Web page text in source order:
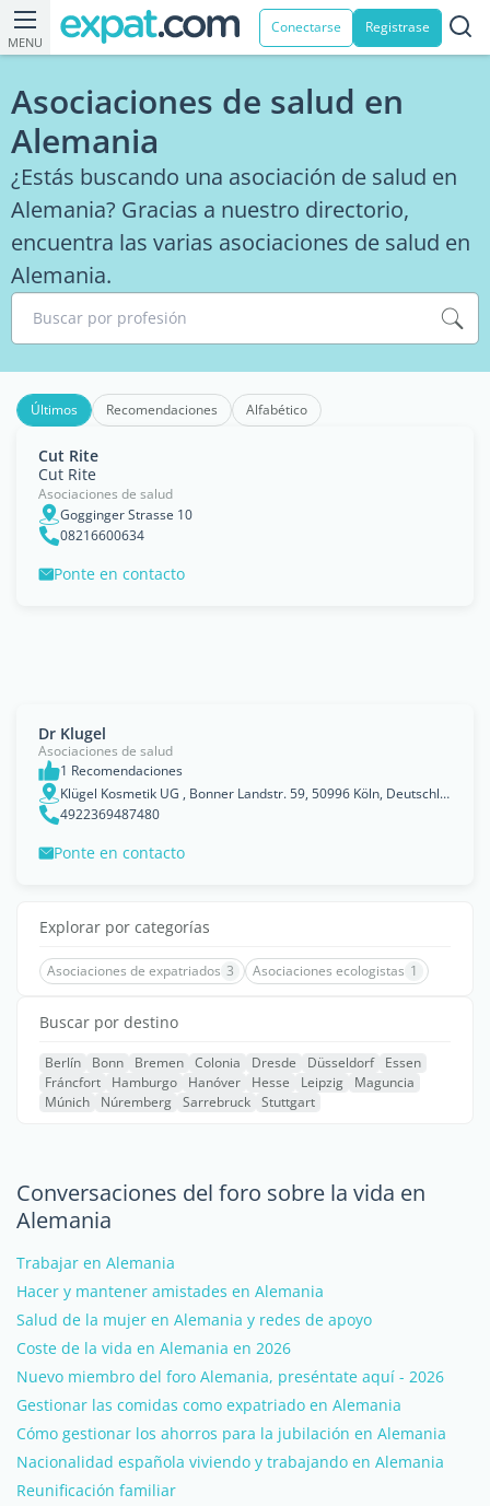
MENU
Conectarse Registrase
Asociaciones de salud en
Alemania
¿Estás buscando una asociación de salud en
Alemania? Gracias a nuestro directorio,
encuentra las varias asociaciones de salud en
Alemania.
Buscar por profesión
Últimos Recomendaciones Alfabético
Cut Rite
Cut Rite
Asociaciones de salud
Gogginger Strasse 10
08216600634
Ponte en contacto
Dr Klugel
Asociaciones de salud
1 Recomendaciones
Klügel Kosmetik UG , Bonner Landstr. 59, 50996 Köln, Deutschland
4922369487480
Ponte en contacto
Explorar por categorías
Asociaciones de expatriados 3 Asociaciones ecologistas 1
Buscar por destino
Berlín Bonn Bremen Colonia Dresde Düsseldorf
Essen
Fráncfort
Hamburgo Hanóver Hesse Leipzig
Maguncia
Múnich
Núremberg Sarrebruck Stuttgart
Conversaciones del foro sobre la vida en
Alemania
Trabajar en Alemania
Hacer y mantener amistades en Alemania
Salud de la mujer en Alemania y redes de apoyo
Coste de la vida en Alemania en 2026
Nuevo miembro del foro Alemania, preséntate aquí - 2026
Gestionar las comidas como expatriado en Alemania
Cómo gestionar los ahorros para la jubilación en Alemania
Nacionalidad española viviendo y trabajando en Alemania
Reunificación familiar